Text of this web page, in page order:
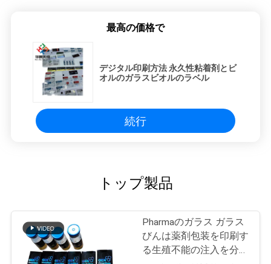
最高の価格で
デジタル印刷方法 永久性粘着剤とビ
オルのガラスビオルのラベル
続行
トップ製品
Pharmaのガラス ガラス
びんは薬剤包装を印刷す
る生殖不能の注入を分類